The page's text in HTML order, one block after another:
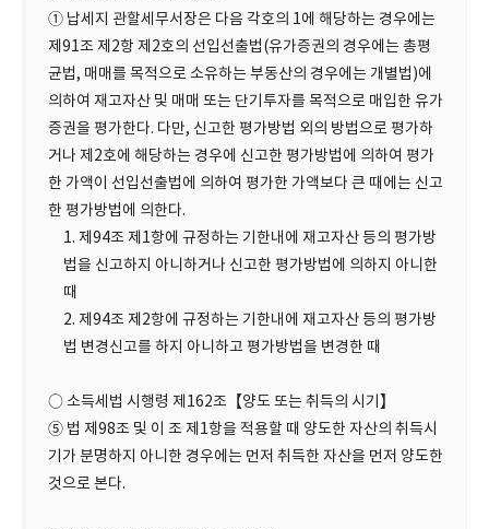
① 납세지 관할세무서장은 다음 각호의 1에 해당하는 경우에는
제91조 제2항 제2호의 선입선출법(유가증권의 경우에는 총평
균법, 매매를 목적으로 소유하는 부동산의 경우에는 개별법)에
의하여 재고자산 및 매매 또는 단기투자를 목적으로 매입한 유가
증권을 평가한다. 다만, 신고한 평가방법 외의 방법으로 평가하
거나 제2호에 해당하는 경우에 신고한 평가방법에 의하여 평가
한 가액이 선입선출법에 의하여 평가한 가액보다 큰 때에는 신고
한 평가방법에 의한다.
1. 제94조 제1항에 규정하는 기한내에 재고자산 등의 평가방
법을 신고하지 아니하거나 신고한 평가방법에 의하지 아니한
때
2. 제94조 제2항에 규정하는 기한내에 재고자산 등의 평가방
법 변경신고를 하지 아니하고 평가방법을 변경한 때
○ 소득세법 시행령 제162조【양도 또는 취득의 시기】
⑤ 법 제98조 및 이 조 제1항을 적용할 때 양도한 자산의 취득시
기가 분명하지 아니한 경우에는 먼저 취득한 자산을 먼저 양도한
것으로 본다.